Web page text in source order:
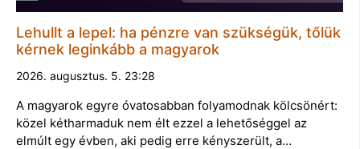
Lehullt a lepel: ha pénzre van szükségük, tőlük
kérnek leginkább a magyarok
2026. augusztus. 5. 23:28
A magyarok egyre óvatosabban folyamodnak kölcsönért:
közel kétharmaduk nem élt ezzel a lehetőséggel az
elmúlt egy évben, aki pedig erre kényszerült, a…